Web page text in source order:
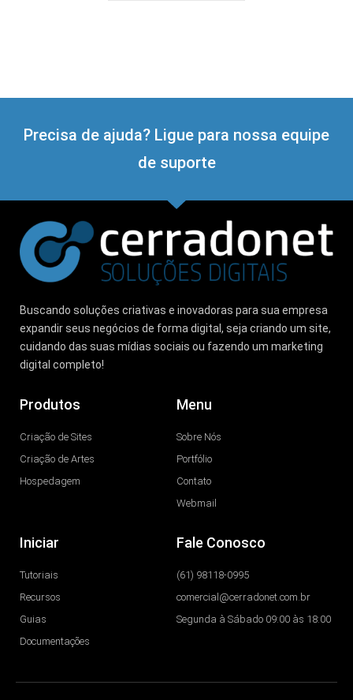
Precisa de ajuda? Ligue para nossa equipe
de suporte
Buscando soluções criativas e inovadoras para sua empresa
expandir seus negócios de forma digital, seja criando um site,
cuidando das suas mídias sociais ou fazendo um marketing
digital completo!
Produtos
Criação de Sites
Criação de Artes
Hospedagem
Menu
Sobre Nós
Portfólio
Contato
Webmail
Iniciar
Tutoriais
Recursos
Guias
Documentações
Fale Conosco
(61) 98118-0995
comercial@cerradonet.com.br
Segunda à Sábado 09:00 às 18:00